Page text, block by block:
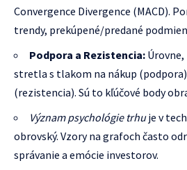
Convergence Divergence (MACD).
trendy, prekúpené/predané
Podpora a Rezistencia:
stretla s tlakom na nákup
(rezistencia). Sú to kľúčové body
Význam psychológie trhuje v
obrovský. Vzory na grafoch často
správanie a emócie investorov.